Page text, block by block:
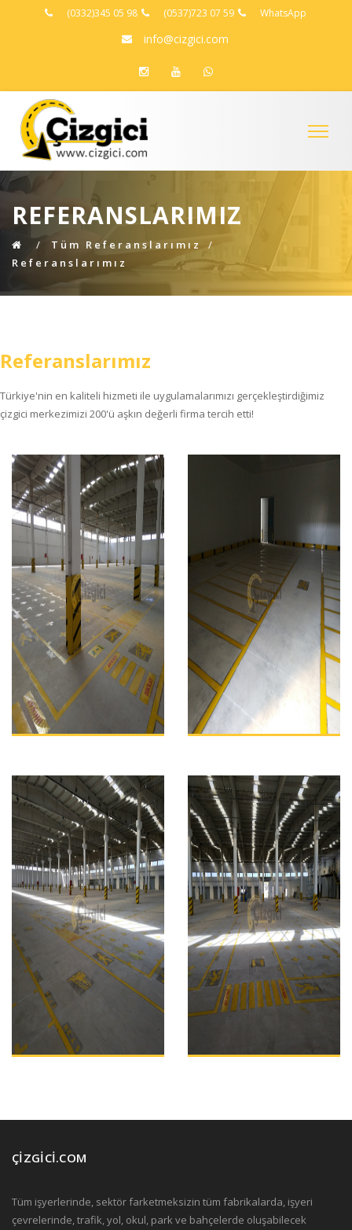
(0332)345 05 98 (0537)723 07 59 WhatsApp
info@cizgici.com
REFERANSLARIMIZ
Tüm Referanslarımız
Referanslarımız
Referanslarımız
Türkiye'nin en kaliteli hizmeti ile uygulamalarımızı gerçekleştirdiğimiz
çizgici merkezimizi 200'ü aşkın değerli firma tercih etti!
ÇİZGİCİ.COM
Tüm işyerlerinde, sektör farketmeksizin tüm fabrikalarda, işyeri
çevrelerinde, trafik, yol, okul, park ve bahçelerde oluşabilecek